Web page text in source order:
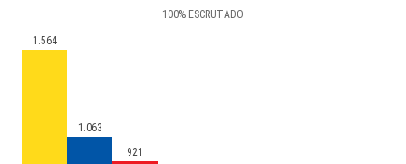
100% ESCRUTADO
1.564
1.063
921